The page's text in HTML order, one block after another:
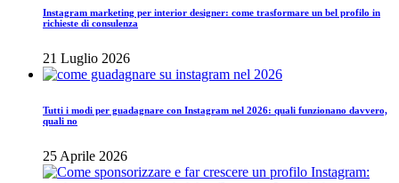
Instagram marketing per interior designer: come trasformare un bel profilo in
richieste di consulenza
21 Luglio 2026
Tutti i modi per guadagnare con Instagram nel 2026: quali funzionano davvero,
quali no
25 Aprile 2026